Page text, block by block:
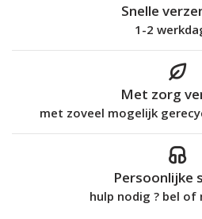
Snelle
1-2
Met zorg
met zoveel mogelijk
Persoonlijke
hulp nodig ? bel of